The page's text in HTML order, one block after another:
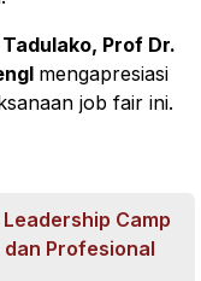
Prof Dr.
mengapresiasi
job fair ini.
Camp
Profesional